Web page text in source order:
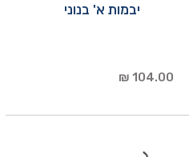
יבמות א' בנוני
104.00 ₪